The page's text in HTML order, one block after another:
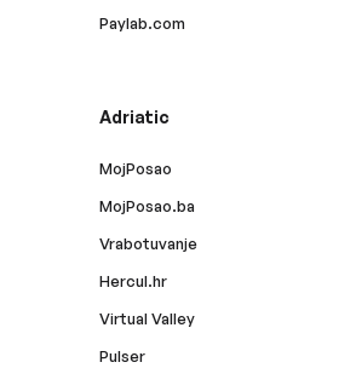
Paylab.com
Adriatic
MojPosao
MojPosao.ba
Vrabotuvanje
Hercul.hr
Virtual Valley
Pulser